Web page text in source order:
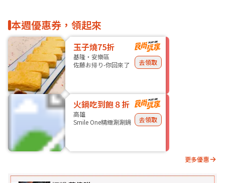
本週優惠券，領起來
玉子燒75折
基隆・安樂區
佐藤お帰り-你回來了
去領取
火鍋吃到飽８折
高雄
Smile One精緻涮涮鍋
去領取
更多優惠